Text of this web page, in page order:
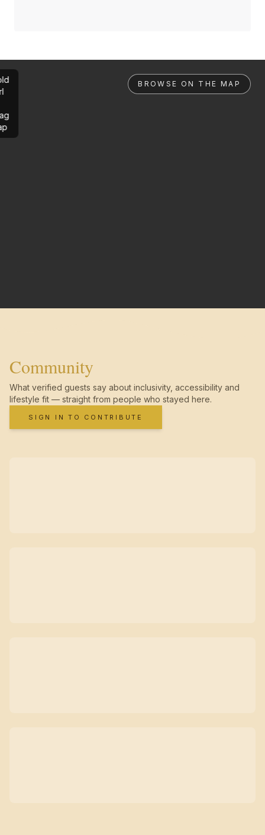
BROWSE ON THE MAP
Community
What verified guests say about inclusivity, accessibility and
lifestyle fit — straight from people who stayed here.
SIGN IN TO CONTRIBUTE